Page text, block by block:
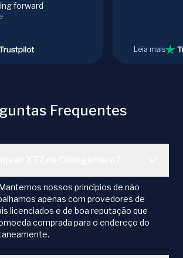
forward
Leia mais
Frequentes
nossos princípios de não
apenas com provedores de
licenciados e de boa reputação que
comprada para o endereço do